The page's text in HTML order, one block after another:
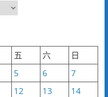
五 六
日
5 6
7
12 13
14